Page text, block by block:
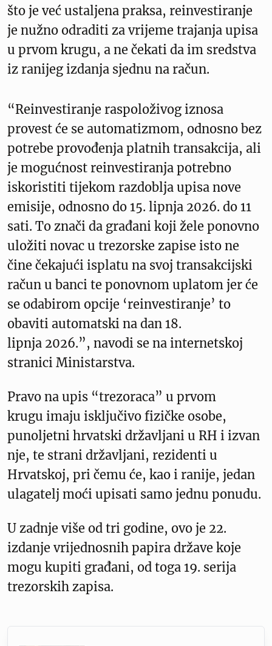
što je već ustaljena praksa, reinvestiranje
je nužno odraditi za vrijeme trajanja upisa
u prvom krugu, a ne čekati da im sredstva
iz ranijeg izdanja sjednu na račun.
“Reinvestiranje raspoloživog iznosa
provest će se automatizmom, odnosno bez
potrebe provođenja platnih transakcija, ali
je mogućnost reinvestiranja potrebno
iskoristiti tijekom razdoblja upisa nove
emisije, odnosno do 15. lipnja 2026. do 11
sati. To znači da građani koji žele ponovno
uložiti novac u trezorske zapise isto ne
čine čekajući isplatu na svoj transakcijski
račun u banci te ponovnom uplatom jer će
se odabirom opcije ‘reinvestiranje’ to
obaviti automatski na dan 18.
lipnja 2026.”, navodi se na internetskoj
stranici Ministarstva.
Pravo na upis “trezoraca” u prvom
krugu imaju isključivo fizičke osobe,
punoljetni hrvatski državljani u RH i izvan
nje, te strani državljani, rezidenti u
Hrvatskoj, pri čemu će, kao i ranije, jedan
ulagatelj moći upisati samo jednu ponudu.
U zadnje više od tri godine, ovo je 22.
izdanje vrijednosnih papira države koje
mogu kupiti građani, od toga 19. serija
trezorskih zapisa.